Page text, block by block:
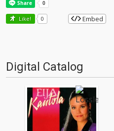
Like! 0 Embed
Digital Catalog